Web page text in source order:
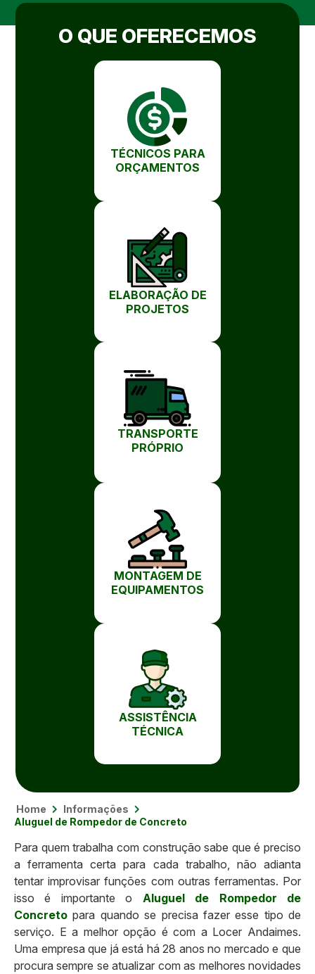
O QUE OFERECEMOS
TÉCNICOS PARA
ORÇAMENTOS
ELABORAÇÃO DE
PROJETOS
TRANSPORTE
PRÓPRIO
MONTAGEM DE
EQUIPAMENTOS
ASSISTÊNCIA
TÉCNICA
Home
Informações
Aluguel de Rompedor de Concreto
Para quem trabalha com construção sabe que é preciso
a ferramenta certa para cada trabalho, não adianta
tentar improvisar funções com outras ferramentas. Por
isso é importante o Aluguel de Rompedor de
Concreto para quando se precisa fazer esse tipo de
serviço. E a melhor opção é com a Locer Andaimes.
Uma empresa que já está há 28 anos no mercado e que
procura sempre se atualizar com as melhores novidades